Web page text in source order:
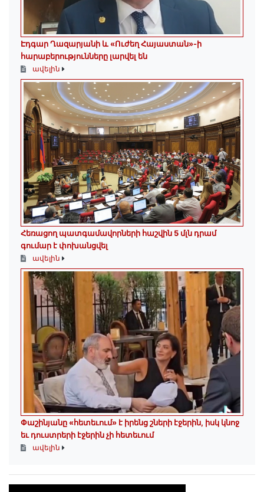
Էդգար Ղազարյանի և «Ուժեղ Հայաստան»-ի
հարաբերությունները լարվել են
ավելին
Հեռացող պատգամավորների հաշվին 5 մլն դրամ
գումար է փոխանցվել
ավելին
Փաշինյանը «հետեւում» է իրենց շների էջերին, իսկ կնոջ
եւ դուստրերի էջերին չի հետեւում
ավելին